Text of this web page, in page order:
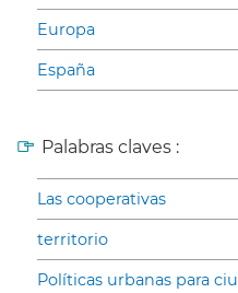
Europa
España
Palabras claves :
Las cooperativas
territorio
Políticas urbanas para